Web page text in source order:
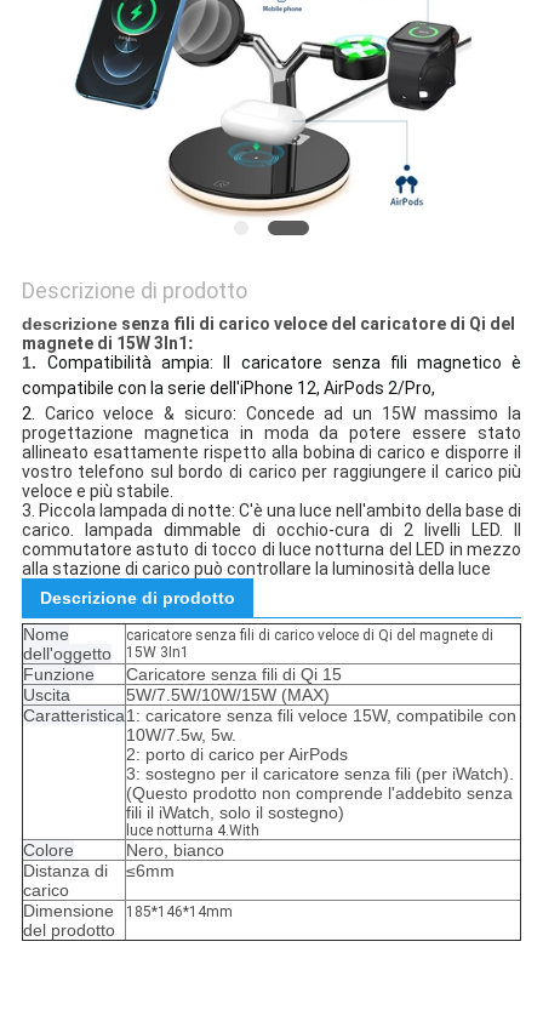
Descrizione di prodotto
descrizionesenza fili di carico veloce del caricatore di Qi del
magnete di 15W 3In1 :
1.Compatibilità ampia: Il caricatore senza fili magnetico è
compatibile con la serie dell'iPhone 12, AirPods 2/Pro,
2. Carico veloce & sicuro: Concede ad un 15W massimo la
progettazione magnetica in moda da potere essere stato
allineato esattamente rispetto alla bobina di carico e disporre il
vostro telefono sul bordo di carico per raggiungere il carico più
veloce e più stabile.
3. Piccola lampada di notte: C'è una luce nell'ambito della base di
carico. lampada dimmable di occhio-cura di 2 livelli LED. Il
commutatore astuto di tocco di luce notturna del LED in mezzo
alla stazione di carico può controllare la luminosità della luce
Descrizione di prodotto
Nome
dell'oggetto
caricatore senza fili di carico veloce di Qi del magnete di
15W 3In1
Funzione
Caricatore senza fili di Qi 15
Uscita
5W/7.5W/10W/15W (MAX)
Caratteristica1: caricatore senza fili veloce 15W, compatibile con
10W/7.5w, 5w.
2: porto di carico per AirPods
3: sostegno per il caricatore senza fili (per iWatch).
(Questo prodotto non comprende l'addebito senza
fili il iWatch, solo il sostegno)
luce notturna 4.With
Colore
Nero, bianco
Distanza di
carico
≤6mm
Dimensione
del prodotto
185*146*14mm